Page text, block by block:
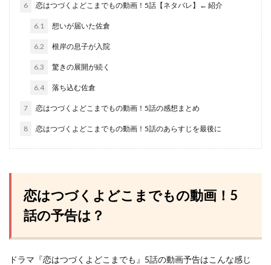
6 恋はつづくよどこまでもの動画！5話【ネタバレ】← 紹介
6.1 想いが届いた佐倉
6.2 根岸の息子が入院
6.3 驚きの展開が続く
6.4 落ち込む佐倉
7 恋はつづくよどこまでもの動画！5話の感想まとめ
8 恋はつづくよどこまでもの動画！5話のあらすじを最後に
恋はつづくよどこまでもの動画！5
話の予告は？
ドラマ『恋はつづくよどこまでも』5話の動画予告はこんな感じ